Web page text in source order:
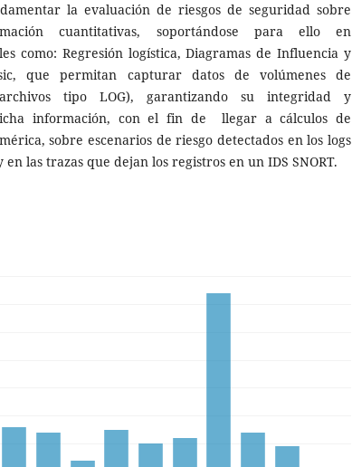
la evaluación de riesgos de seguridad sobre
cuantitativas, soportándose para ello en
como: Regresión logística, Diagramas de Influencia y
que permitan capturar datos de volúmenes de
tipo LOG), garantizando su integridad y
información, con el fin de llegar a cálculos de
sobre escenarios de riesgo detectados en los logs
en las trazas que dejan los registros en un IDS SNORT.